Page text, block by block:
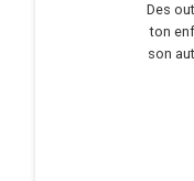
Des
ton
son